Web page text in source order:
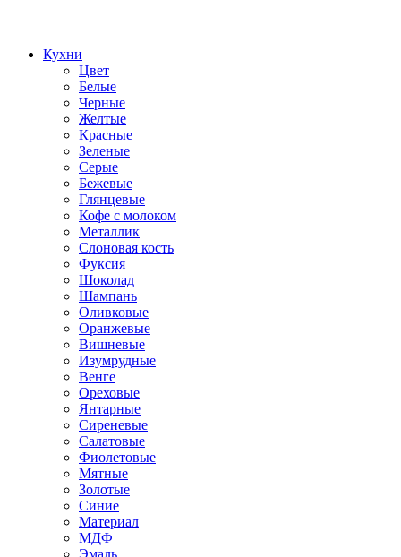
Кухни
Цвет
Белые
Черные
Желтые
Красные
Зеленые
Серые
Бежевые
Глянцевые
Кофе с молоком
Металлик
Слоновая кость
Фуксия
Шоколад
Шампань
Оливковые
Оранжевые
Вишневые
Изумрудные
Венге
Ореховые
Янтарные
Сиреневые
Салатовые
Фиолетовые
Мятные
Золотые
Синие
Материал
МДФ
Эмаль